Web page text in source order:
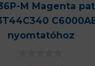
M Magenta
nyomtatóhoz